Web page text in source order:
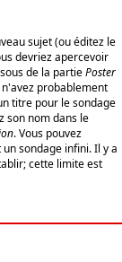
sujet (ou éditez le
devriez apercevoir
de la partiePoster
probablement
titre pour le sondage
son nom dans le
. Vous pouvez
sondage infini. Il y a
cette limite est